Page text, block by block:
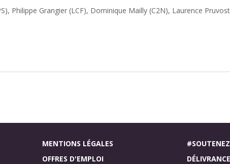
Philippe Grangier (LCF), Dominique Mailly (C2N), Laurence
MENTIONS LÉGALES
OFFRES D'EMPLOI